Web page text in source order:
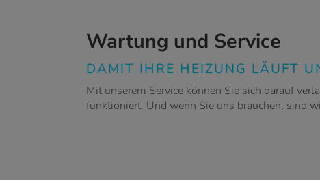
Wartung und Service
DAMIT IHRE HEIZUNG LÄUFT
Mit unserem Service können Sie sich darauf
funktioniert. Und wenn Sie uns brauchen, sind